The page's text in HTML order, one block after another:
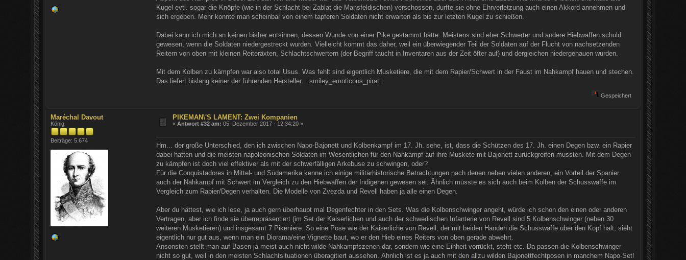
Kugel evtl. sogar die Knöpfe (wie in der Schlacht bei Zablat die Mansfeldischen) verschossen, durfte sie ohne Ehrverletzung auch einen Akkord annehmen und
sich ergeben. Mehr konnte man scheinbar von einem tapferen Soldaten nicht erwarten als bis zur letzten Kugel zu schießen.
Dabei kann ich mich an keinen bisher entsinnen, dessen Wunde von einer Pike gestammt hätte. Meistens sind eher Schwerter und andere Hiebwaffen schuld
gewesen, wenn die Soldaten niedergestreckt wurden. Vielleicht kommt das daher, weil ein überwiegender Teil der Soldaten auf der Flucht von nachsetzenden
Reitern von oben mit kleinen Reiteräxten, Schlachtschwertern (der Begriff taucht in Inventaren aus der Zeit öfter auf) und dergleichen niedergehauen wurden.
Mit dem Kolben zu kämpfen war also total Usus. Was fehlt sind eigentlich Musketiere, die mit dem Rapier/Schwert in der Faust im Nahkampf hauen und stechen.
Das liefert bislang keiner der führenden Hersteller. :smiley_emoticons_pirat:
Gespeichert
Maréchal Davout
König
Beiträge: 5.674
PIKEMAN\'S LAMENT: Zwei Kompanien
«Antwort #32 am: 05. Dezember 2017 - 12:34:20 »
Hm... der große Unterschied, den ich zwischen Napo-Bajonett und Kolbenkampf im 17. Jh. sehe, ist, dass die Schützen des 17. Jh. einen Degen bzw. ein Rapier
dabei hatten und die meisten napoleonischen Soldaten im Wesentlichen für den Nahkampf auf ihre Muskete mit Bajonett zurückgreifen mussten. Mit dem Degen
zu kämpfen ist doch viel effektiver als mit der schwerfälligen Arkebuse zu schwingen, oder?
Für die Conquistadores in Mittel- und Südamerika kenne ich einige militärhistorische Betrachtungen nach denen neben vielen anderen, ein Vorteil der Spanier
auch der Nahkampf mit Schwert im Vergleich zu den Hiebwaffen der Indigenen gewesen sei. Ähnlich müsste es sich auch beim Kolben der Schusswaffe im
Vergleich zum Rapier/Degen verhalten. Die Modelle von Zvezda und Revell haben ja alle einen Degen.
Aber du hättest, wie ich lese, ja auch gern überhaupt mal Degenfechter in den Sets. Was die Kolbenschwinger angeht, würde ich schon den einen oder anderen
Vertragen, aber ich finde sie überrepräsentiert (im Set der Kaiserlichen und auch der schwedischen Infanterie von Revell sind 5 Kolbenschwinger (neben 30
weiteren Musketieren) und insgesamt 7 Pikeniere. So eine Pose wie der Kaiserliche von Revell, der mit beiden Händen die Schusswaffe über den Kopf hält, sieht
eigentlich nur gut aus, wenn man ein Diorama/eine Vignette baut, wo er den Hieb eines Reiters von oben gerade abwehrt.
Ansonsten stellt man auf Basen ja meist auch nicht wilde Nahkampfszenen dar, sondern wie eine Einheit vorrückt, steht etc. Da passen die Kolbenschwinger
nicht so gut, weil in den meisten Schlachtsituationen überagitiert aussehen. Ähnlich ist es ja auch mit den allzu wilden Bajonettfechtposen in manchem Napo-Set!